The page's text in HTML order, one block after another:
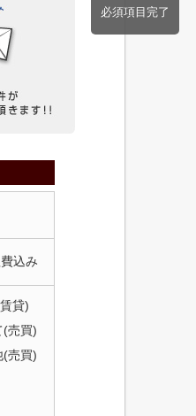
必須項目完了
込み
貸)
(売買)
(売買)